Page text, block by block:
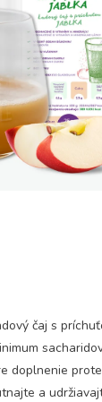
čaj s
doplnenie
a